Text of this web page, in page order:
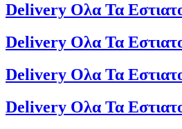
Delivery Ολα Τα
Delivery Ολα Τα
Delivery Ολα Τα
Delivery Ολα Τα